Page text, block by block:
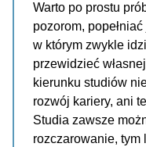
Warto po prostu
pozorom,
w którym zwykle
przewidzieć
kierunku studiów
rozwój kariery, ani
Studia zawsze
rozczarowanie,